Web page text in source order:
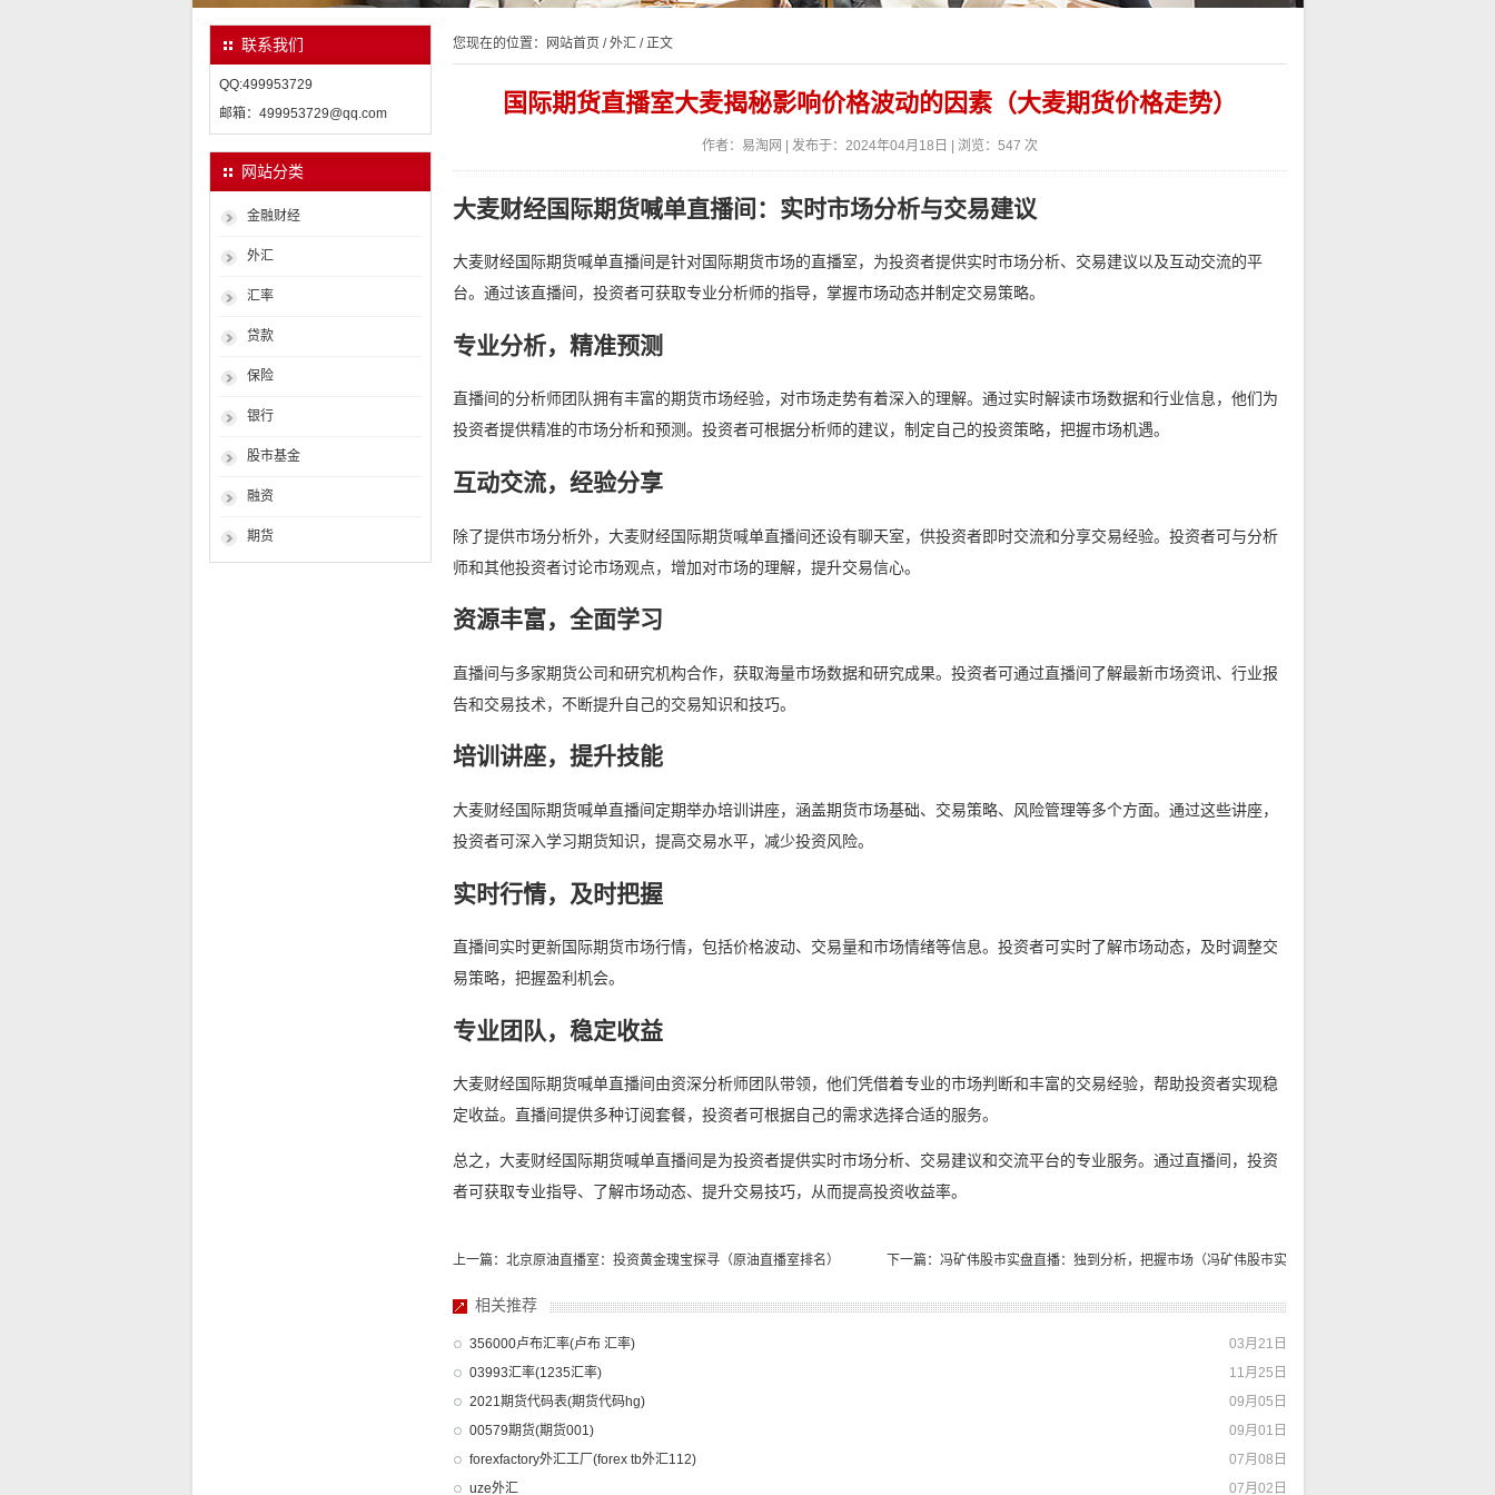
联系我们
QQ:499953729
邮箱：499953729@qq.com
网站分类
金融财经
外汇
汇率
贷款
保险
银行
股市基金
融资
期货
您现在的位置： 网站首页 /外汇/ 正文
国际期货直播室大麦揭秘影响价格波动的因素（大麦期货价格走势）
作者：易淘网 | 发布于：2024年04月18日 | 浏览：547 次
大麦财经国际期货喊单直播间：实时市场分析与交易建议
大麦财经国际期货喊单直播间是针对国际期货市场的直播室，为投资者提供实时市场分析、交易建议以及互动交流的平
台。通过该直播间，投资者可获取专业分析师的指导，掌握市场动态并制定交易策略。
专业分析，精准预测
直播间的分析师团队拥有丰富的期货市场经验，对市场走势有着深入的理解。通过实时解读市场数据和行业信息，他们为
投资者提供精准的市场分析和预测。投资者可根据分析师的建议，制定自己的投资策略，把握市场机遇。
互动交流，经验分享
除了提供市场分析外，大麦财经国际期货喊单直播间还设有聊天室，供投资者即时交流和分享交易经验。投资者可与分析
师和其他投资者讨论市场观点，增加对市场的理解，提升交易信心。
资源丰富，全面学习
直播间与多家期货公司和研究机构合作，获取海量市场数据和研究成果。投资者可通过直播间了解最新市场资讯、行业报
告和交易技术，不断提升自己的交易知识和技巧。
培训讲座，提升技能
大麦财经国际期货喊单直播间定期举办培训讲座，涵盖期货市场基础、交易策略、风险管理等多个方面。通过这些讲座，
投资者可深入学习期货知识，提高交易水平，减少投资风险。
实时行情，及时把握
直播间实时更新国际期货市场行情，包括价格波动、交易量和市场情绪等信息。投资者可实时了解市场动态，及时调整交
易策略，把握盈利机会。
专业团队，稳定收益
大麦财经国际期货喊单直播间由资深分析师团队带领，他们凭借着专业的市场判断和丰富的交易经验，帮助投资者实现稳
定收益。直播间提供多种订阅套餐，投资者可根据自己的需求选择合适的服务。
总之，大麦财经国际期货喊单直播间是为投资者提供实时市场分析、交易建议和交流平台的专业服务。通过直播间，投资
者可获取专业指导、了解市场动态、提升交易技巧，从而提高投资收益率。
上一篇：北京原油直播室：投资黄金瑰宝探寻（原油直播室排名） 下一篇：冯矿伟股市实盘直播：独到分析，把握市场（冯矿伟股市实
相关推荐
03月21日
356000卢布汇率(卢布 汇率)
11月25日
03993汇率(1235汇率)
09月05日
2021期货代码表(期货代码hg)
09月01日
00579期货(期货001)
07月08日
forexfactory外汇工厂(forex tb外汇112)
07月02日
uze外汇